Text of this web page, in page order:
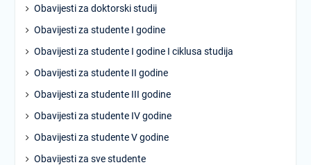
Obavijesti za doktorski studij
Obavijesti za studente I godine
Obavijesti za studente I godine I ciklusa studija
Obavijesti za studente II godine
Obavijesti za studente III godine
Obavijesti za studente IV godine
Obavijesti za studente V godine
Obavijesti za sve studente